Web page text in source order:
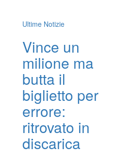
Ultime Notizie
Vince un
milione ma
butta il
biglietto per
errore:
ritrovato in
discarica